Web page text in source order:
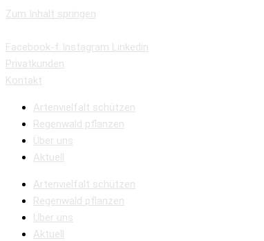
Zum Inhalt springen
Facebook-f Instagram Linkedin
Privatkunden
Kontakt
Artenvielfalt schützen
Regenwald pflanzen
Über uns
Aktuell
Artenvielfalt schützen
Regenwald pflanzen
Über uns
Aktuell